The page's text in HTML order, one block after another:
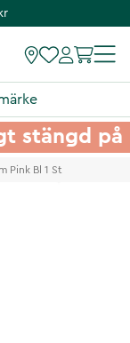
stängd
Pink Bl 1 St